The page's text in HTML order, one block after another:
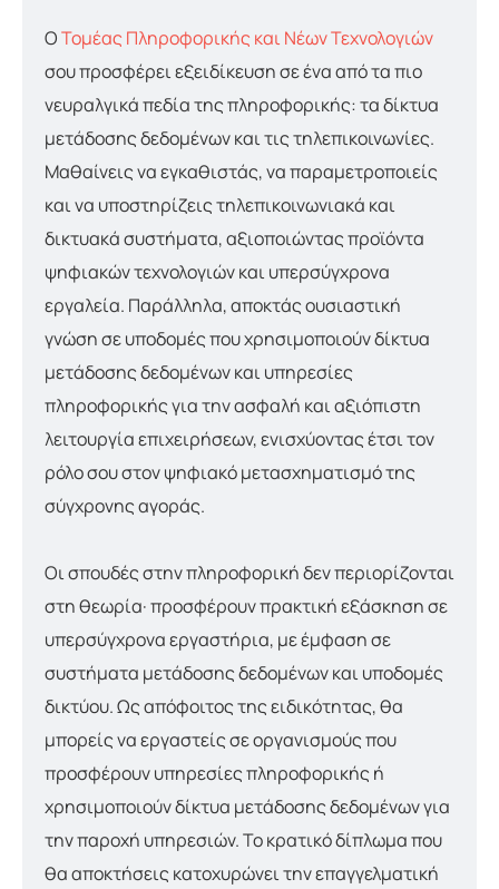
ΟΤομέας Πληροφορικής και Νέων Τεχνολογιών
σου προσφέρει εξειδίκευση σε ένα από τα πιο
νευραλγικά πεδία της πληροφορικής: τα δίκτυα
μετάδοσης δεδομένων και τις τηλεπικοινωνίες.
Μαθαίνεις να εγκαθιστάς, να παραμετροποιείς
και να υποστηρίζεις τηλεπικοινωνιακά και
δικτυακά συστήματα, αξιοποιώντας προϊόντα
ψηφιακών τεχνολογιών και υπερσύγχρονα
εργαλεία. Παράλληλα, αποκτάς ουσιαστική
γνώση σε υποδομές που χρησιμοποιούν δίκτυα
μετάδοσης δεδομένων και υπηρεσίες
πληροφορικής για την ασφαλή και αξιόπιστη
λειτουργία επιχειρήσεων, ενισχύοντας έτσι τον
ρόλο σου στον ψηφιακό μετασχηματισμό της
σύγχρονης αγοράς.
Οι σπουδές στην πληροφορική δεν περιορίζονται
στη θεωρία· προσφέρουν πρακτική εξάσκηση σε
υπερσύγχρονα εργαστήρια, με έμφαση σε
συστήματα μετάδοσης δεδομένων και υποδομές
δικτύου. Ως απόφοιτος της ειδικότητας, θα
μπορείς να εργαστείς σε οργανισμούς που
προσφέρουν υπηρεσίες πληροφορικής ή
χρησιμοποιούν δίκτυα μετάδοσης δεδομένων για
την παροχή υπηρεσιών. Το κρατικό δίπλωμα που
θα αποκτήσεις κατοχυρώνει την επαγγελματική